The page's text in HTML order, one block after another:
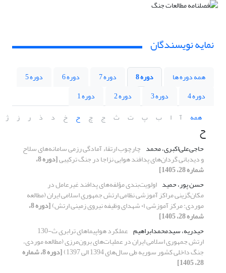
نمایه نویسندگان
همه دوره ها دوره 8 دوره 7 دوره 6
دوره 5
دوره 4
دوره 3 دوره 2
دوره 1
همه
آ ا ب پ ت ث ج چ ح خ د ذ ر ز ژ
ح
حاجی‌علی‌اکبری، محمد چارچوب ارتقاء آمادگی رزمی سامانه‌های سلاح
و دیدبانی گردان‌های پدافند هوایی نزاجا در جنگ ترکیبی [دوره 8،
شماره 28، 1405]
حسن پور، حمید اولویت‌بندی مؤلفه‌های پدافند غیرعامل در
مکان‌گزینی مراکز آموزشی نظامی ارتش جمهوری اسلامی ایران (مطالعه
موردی: مرکز آموزشی ۰۱ شهدای وظیفه نیروی زمینی ارتش) [دوره 8،
شماره 28، 1405]
حیدریه، سیدمحمدابراهیم
عملکرد هواپیماهای ترابری ث-130
ارتش جمهوری اسلامی ایران در عملیات‌های برون‌مرزی (مطالعه موردی،
جنگ داخلی کشور سوریه طی سال‌های 1394 الی 1397) [دوره 8، شماره
28، 1405]